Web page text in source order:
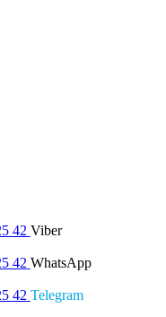
42 Viber
42 WhatsApp
42 Telegram